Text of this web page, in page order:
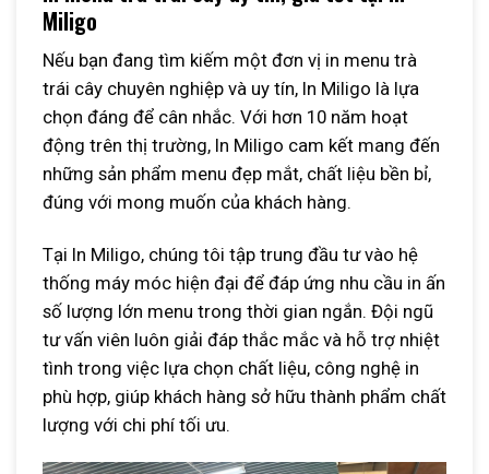
Miligo
Nếu bạn đang tìm kiếm một đơn vị in menu trà
trái cây chuyên nghiệp và uy tín, In Miligo là lựa
chọn đáng để cân nhắc. Với hơn 10 năm hoạt
động trên thị trường, In Miligo cam kết mang đến
những sản phẩm menu đẹp mắt, chất liệu bền bỉ,
đúng với mong muốn của khách hàng.
Tại In Miligo, chúng tôi tập trung đầu tư vào hệ
thống máy móc hiện đại để đáp ứng nhu cầu in ấn
số lượng lớn menu trong thời gian ngắn. Đội ngũ
tư vấn viên luôn giải đáp thắc mắc và hỗ trợ nhiệt
tình trong việc lựa chọn chất liệu, công nghệ in
phù hợp, giúp khách hàng sở hữu thành phẩm chất
lượng với chi phí tối ưu.